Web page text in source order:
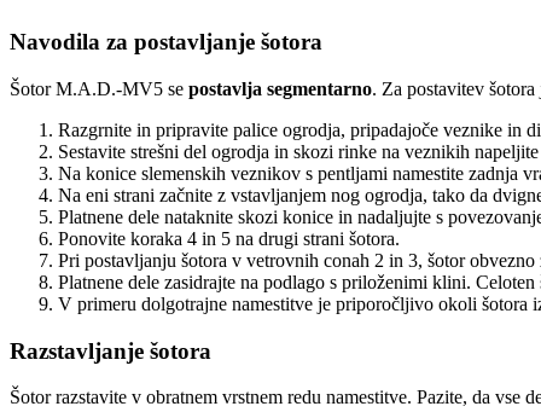
Navodila za postavljanje šotora
Šotor M.A.D.-MV5 se postavlja segmentarno. Za postavitev
Razgrnite in pripravite palice ogrodja, pripadajoče veznike in
Sestavite strešni del ogrodja in skozi rinke na veznikih
Na konice slemenskih veznikov s pentljami namestite zadnja
Na eni strani začnite z vstavljanjem nog ogrodja, tako da
Platnene dele nataknite skozi konice in nadaljujte s
Ponovite koraka 4 in 5 na drugi strani šotora.
Pri postavljanju šotora v vetrovnih conah 2 in 3, šotor
Platnene dele zasidrajte na podlago s priloženimi klini.
V primeru dolgotrajne namestitve je priporočljivo okoli šotora
Razstavljanje šotora
Šotor razstavite v obratnem vrstnem redu namestitve. Pazite, da